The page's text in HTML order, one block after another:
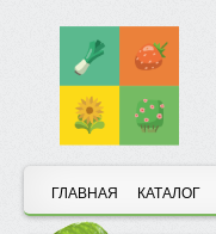
ГЛАВНАЯ КАТАЛОГ